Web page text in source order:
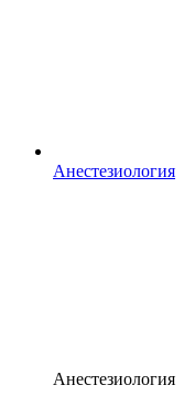
Анестезиология
Анестезиология